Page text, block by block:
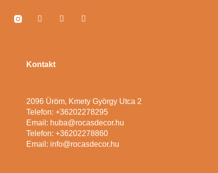
Kontakt
2096 Üröm, Kmety György Utca 2
Telefon: +36202278295
Email: huba@rocasdecor.hu
Telefon: +36202278860
Email: info@rocasdecor.hu